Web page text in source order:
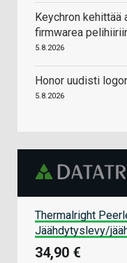
Keychron kehittää
firmwarea
5.8.2026
Honor uudisti
5.8.2026
Thermalright
Jäähdytyslevy/
34,90 €